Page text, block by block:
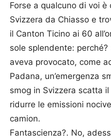
Forse a qualcuno di voi
Svizzera da Chiasso e
il Canton Ticino ai 60
sole splendente: perché?
aveva provocato, come
Padana, un’emergenza
smog in Svizzera scatta
ridurre le emissioni
camion.
Fantascienza?. No,